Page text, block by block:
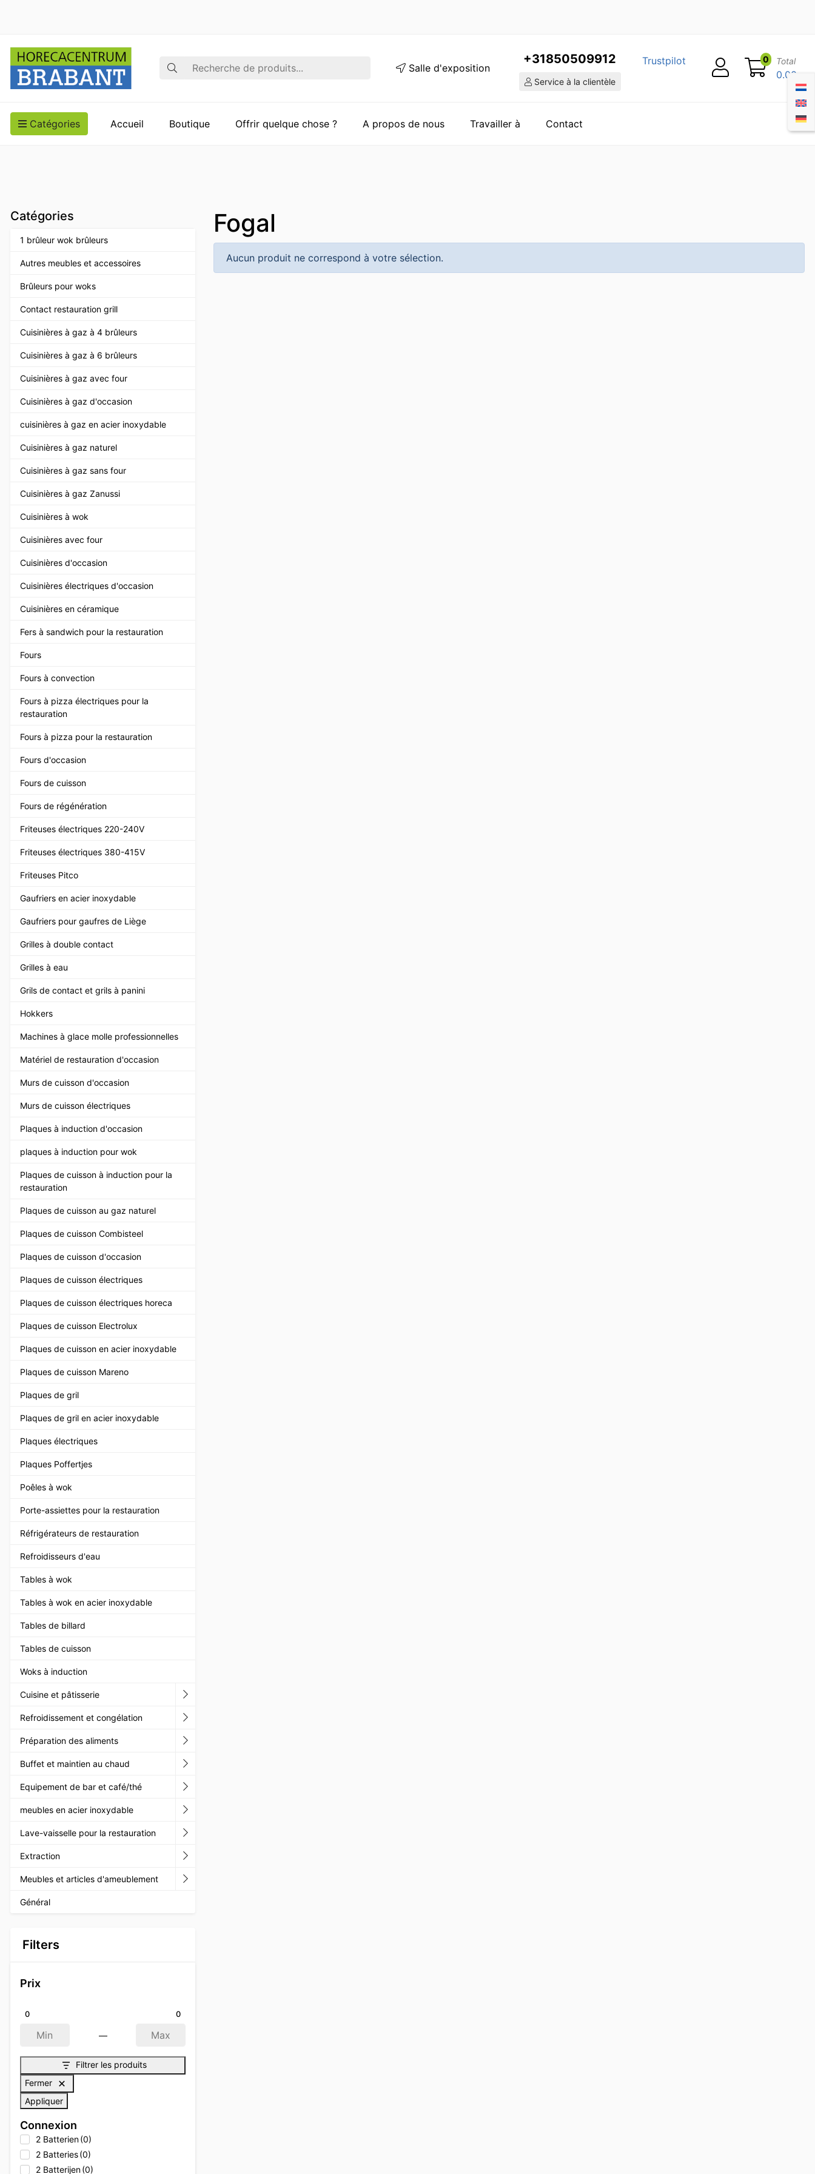
Recherche Salle d'exposition
+31850509912
Service à la clientèle
Trustpilot 0 Total
0.00
Catégories Accueil Boutique Offrir quelque chose ? A propos de nous Travailler à Contact
Catégories
1 brûleur wok brûleurs
Autres meubles et accessoires
Brûleurs pour woks
Contact restauration grill
Cuisinières à gaz à 4 brûleurs
Cuisinières à gaz à 6 brûleurs
Cuisinières à gaz avec four
Cuisinières à gaz d'occasion
cuisinières à gaz en acier inoxydable
Cuisinières à gaz naturel
Cuisinières à gaz sans four
Cuisinières à gaz Zanussi
Cuisinières à wok
Cuisinières avec four
Cuisinières d'occasion
Cuisinières électriques d'occasion
Cuisinières en céramique
Fers à sandwich pour la restauration
Fours
Fours à convection
Fours à pizza électriques pour la
restauration
Fours à pizza pour la restauration
Fours d'occasion
Fours de cuisson
Fours de régénération
Friteuses électriques 220-240V
Friteuses électriques 380-415V
Friteuses Pitco
Gaufriers en acier inoxydable
Gaufriers pour gaufres de Liège
Grilles à double contact
Grilles à eau
Grils de contact et grils à panini
Hokkers
Machines à glace molle professionnelles
Matériel de restauration d'occasion
Murs de cuisson d'occasion
Murs de cuisson électriques
Plaques à induction d'occasion
plaques à induction pour wok
Plaques de cuisson à induction pour la
restauration
Plaques de cuisson au gaz naturel
Plaques de cuisson Combisteel
Plaques de cuisson d'occasion
Plaques de cuisson électriques
Plaques de cuisson électriques horeca
Plaques de cuisson Electrolux
Plaques de cuisson en acier inoxydable
Plaques de cuisson Mareno
Plaques de gril
Plaques de gril en acier inoxydable
Plaques électriques
Plaques Poffertjes
Poêles à wok
Porte-assiettes pour la restauration
Réfrigérateurs de restauration
Refroidisseurs d'eau
Tables à wok
Tables à wok en acier inoxydable
Tables de billard
Tables de cuisson
Woks à induction
Cuisine et pâtisserie
Refroidissement et congélation
Préparation des aliments
Buffet et maintien au chaud
Equipement de bar et café/thé
meubles en acier inoxydable
Lave-vaisselle pour la restauration
Extraction
Meubles et articles d'ameublement
Général
Filters
Prix
—
0 0
Filtrer les produits
Fermer
Appliquer
Connexion
2 Batterien(0)
2 Batteries(0)
2 Batterijen(0)
Fogal
Aucun produit ne correspond à votre sélection.